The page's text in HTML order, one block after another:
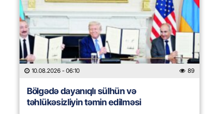
10.08.2026 - 06:10 89
Bölgədə dayanıqlı sülhün və
təhlükəsizliyin təmin edilməsi